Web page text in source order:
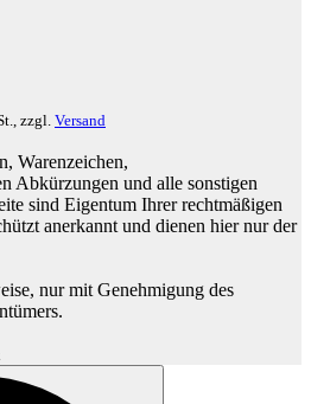
zzgl. Versand
Warenzeichen,
Abkürzungen und alle sonstigen
sind Eigentum Ihrer rechtmäßigen
anerkannt und dienen hier nur der
nur mit Genehmigung des